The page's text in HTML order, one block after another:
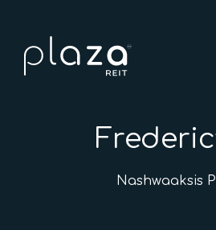
Nashwaaksis